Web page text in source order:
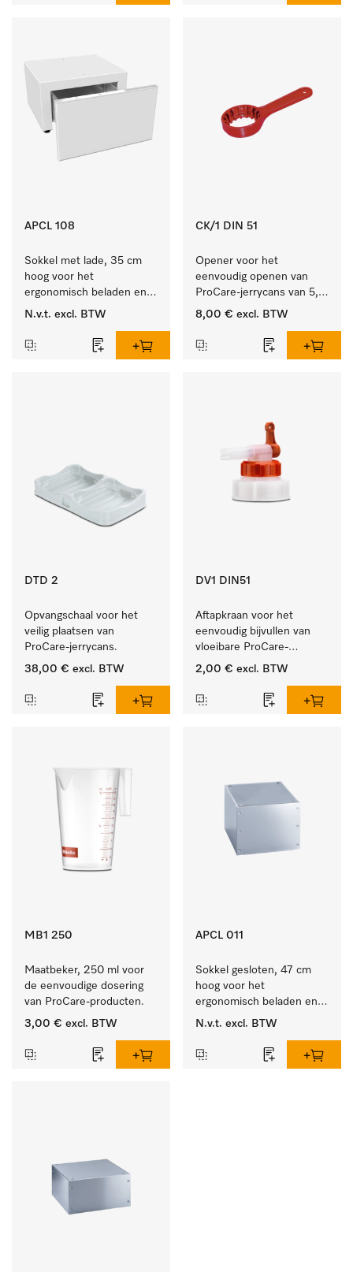
APCL 108
Sokkel met lade, 35 cm
hoog voor het
ergonomisch beladen en
legen van de wasmachine
N.v.t. excl. BTW
CK/1 DIN 51
Opener voor het
eenvoudig openen van
ProCare-jerrycans van 5,
10 en 20 l.
8,00 € excl. BTW
DTD 2
Opvangschaal voor het
veilig plaatsen van
ProCare-jerrycans.
38,00 € excl. BTW
DV1 DIN51
Aftapkraan voor het
eenvoudig bijvullen van
vloeibare ProCare-
producten.
2,00 € excl. BTW
MB1 250
Maatbeker, 250 ml voor
de eenvoudige dosering
van ProCare-producten.
3,00 € excl. BTW
APCL 011
Sokkel gesloten, 47 cm
hoog voor het
ergonomisch beladen en
legen van de wasmachine
N.v.t. excl. BTW